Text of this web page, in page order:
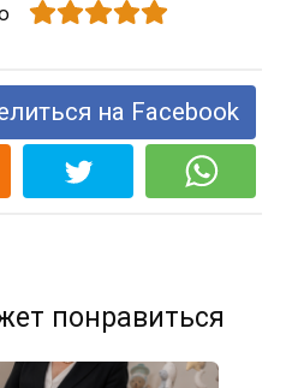
на Facebook
понравиться